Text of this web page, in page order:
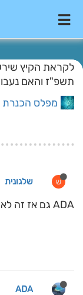
לקראת הקיץ
תשפ"ז והאם
מפלס הכנרת
ש שלגונית
ADA גם אז זה לא נכון
ADA